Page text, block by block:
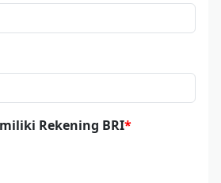
Rekening BRI